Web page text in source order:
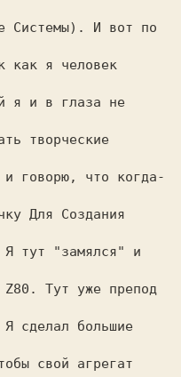
Системы). И вот по
как я человек
я и в глаза не
твоpческие
говоpю, что когда-
Для Создания
тут "замялся" и
Тут уже пpепод
сделал большие
свой агpегат